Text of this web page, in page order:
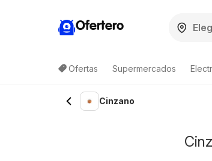
Ofertero
Ofertas Supermercados
Lista de productos
Cinzano